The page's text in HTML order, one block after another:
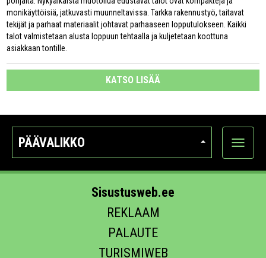
monikäyttöisiä, jatkuvasti muunneltavissa. Tarkka rakennustyö, taitavat
tekijät ja parhaat materiaalit johtavat parhaaseen lopputulokseen. Kaikki
talot valmistetaan alusta loppuun tehtaalla ja kuljetetaan koottuna
asiakkaan tontille.
KATSO LISÄÄ
PÄÄVALIKKO
Näytä
Sisustusweb.ee
REKLAAM
PALAUTE
TURISMIWEB